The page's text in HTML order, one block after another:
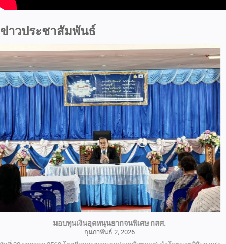
ข่าวประชาสัมพันธ์